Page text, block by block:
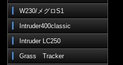
W230/メグロS1
Intruder400classic
Intruder LC250
Grass Tracker